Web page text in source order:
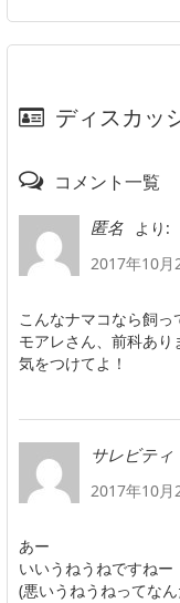
ディスカッ
コメント一覧
匿名
より:
2017年10月
こんなナマコなら飼
モアレさん、前科あり
気をつけてよ！
サレビティ
2017年10月
あー
いいうねうねですねー
(悪いうねうねってな